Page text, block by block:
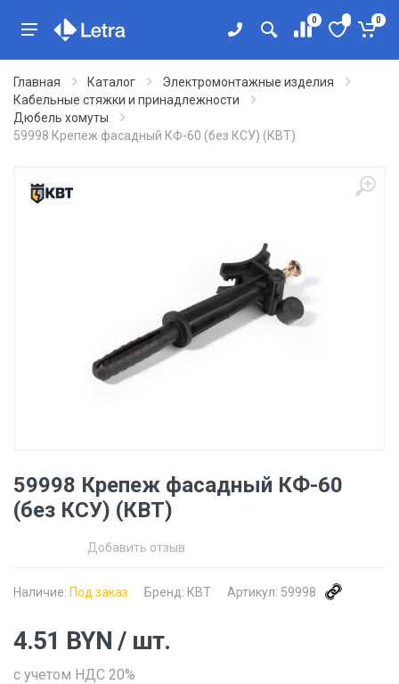
0 0
Главная Каталог
Электромонтажные изделия
Кабельные стяжки и принадлежности
Дюбель хомуты
59998 Крепеж фасадный КФ-60 (без КСУ) (КВТ)
59998 Крепеж фасадный КФ-60
(без КСУ) (КВТ)
Добавить отзыв
Наличие: Под заказ Бренд: КВТ Артикул: 59998
4.51 BYN / шт.
с учетом НДС 20%